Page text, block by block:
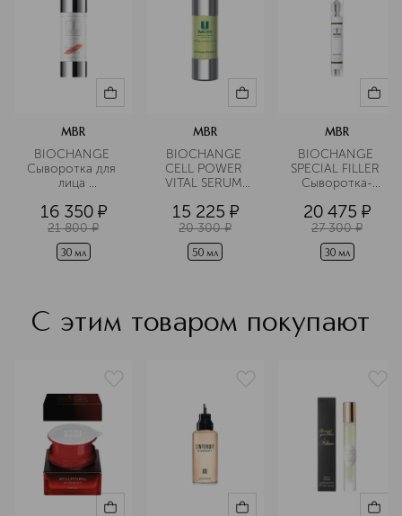
Подробнее
MBR
BIOCHANGE
Сыворотка для
лица
16 350 ¤
21 800 ¤
30 мл
MBR
BIOCHANGE
CELL POWER
VITAL SERUM
сияния кожи
15 225 ¤
20 300 ¤
50 мл
MBR
BIOCHANGE
SPECIAL FILLER
Сыворотка-
специальная
Упругость для
лица
20 475 ¤
27 300 ¤
30 мл
С этим товаром покупают